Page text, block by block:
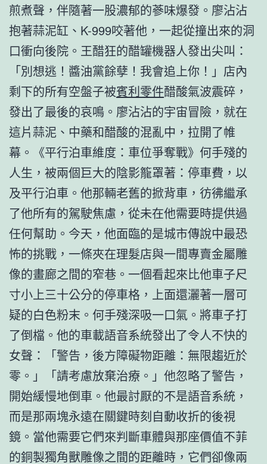
煎煮聲，伴隨著一股濃郁的蔘味爆發。廖沾沾
抱著蒜泥缸、K-999咬著他，一起從撞出來的洞
口衝向後院。王醋狂的醋罐機器人發出尖叫：
「別想逃！醬油黨餘孽！我會追上你！」店內
剩下的所有空盤子被賓利零件醋酸氣波震碎，
發出了最後的哀鳴。廖沾沾的宇宙冒險，就在
這片蒜泥、中藥和醋酸的混亂中，拉開了帷
幕。《平行泊車維度：車位爭奪戰》何手殘的
人生，被兩個巨大的陰影籠罩著：停車費，以
及平行泊車。他那輛老舊的掀背車，彷彿繼承
了他所有的駕駛焦慮，從未在他需要時提供過
任何幫助。今天，他面臨的是城市傳說中最恐
怖的挑戰，一條夾在理髮店與一間專賣金屬雕
像的畫廊之間的窄巷。一個看起來比他車子尺
寸小上三十公分的停車格，上面還灑著一層可
疑的白色粉末。何手殘深吸一口氣。將車子打
了倒檔。他的車載語音系統發出了令人不快的
女聲：「警告，後方障礙物距離：無限趨近於
零。」「請考慮放棄治療。」他忽略了警告，
開始緩慢地倒車。他最討厭的不是語音系統，
而是那兩塊永遠在關鍵時刻自動收折的後視
鏡。當他需要它們來判斷車體與那座價值不菲
的銅製獨角獸雕像之間的距離時，它們卻像兩